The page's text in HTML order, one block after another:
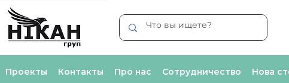
Проекты Контакты Про нас Сотрудничество Нова